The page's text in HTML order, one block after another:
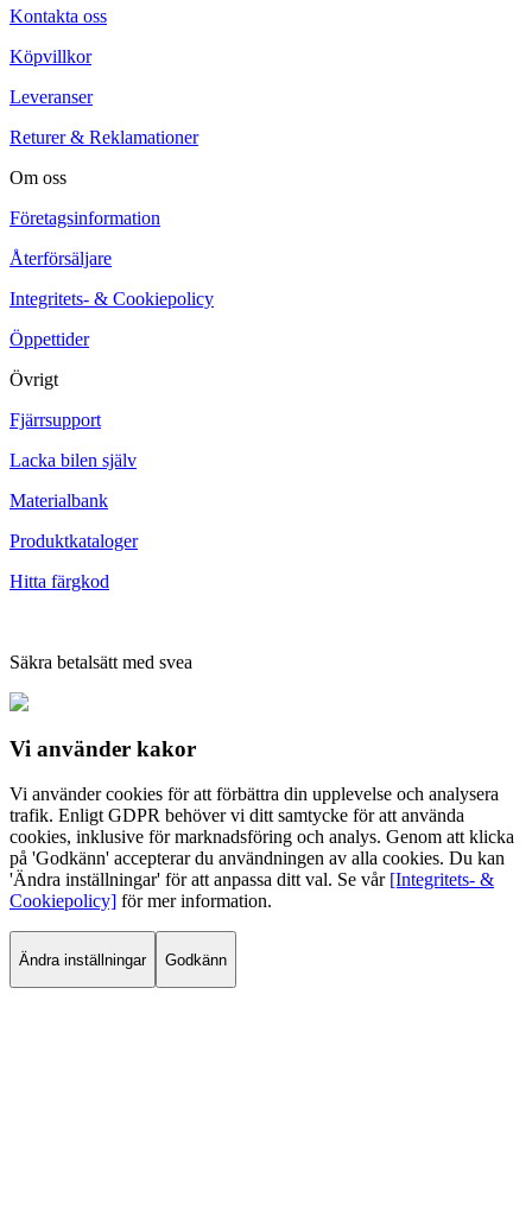
Kontakta oss
Köpvillkor
Leveranser
Returer & Reklamationer
Om oss
Företagsinformation
Återförsäljare
Integritets- & Cookiepolicy
Öppettider
Övrigt
Fjärrsupport
Lacka bilen själv
Materialbank
Produktkataloger
Hitta färgkod
Säkra betalsätt med svea
Vi använder kakor
Vi använder cookies för att förbättra din upplevelse och analysera
trafik. Enligt GDPR behöver vi ditt samtycke för att använda
cookies, inklusive för marknadsföring och analys. Genom att klicka
på 'Godkänn' accepterar du användningen av alla cookies. Du kan
'Ändra inställningar' för att anpassa ditt val. Se vår [Integritets- &
Cookiepolicy] för mer information.
Ändra inställningar Godkänn